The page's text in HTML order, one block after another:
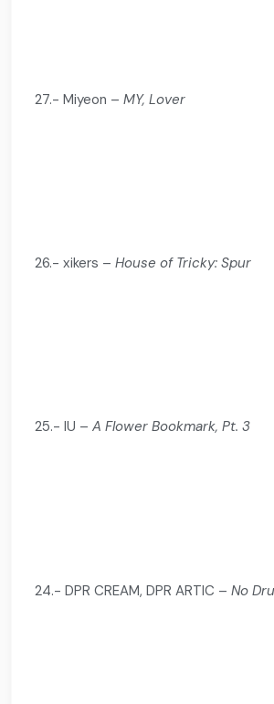
27.- Miyeon –MY, Lover
26.- xikers –House of Tricky: Spur
25.- IU –A Flower Bookmark, Pt. 3
24.- DPR CREAM, DPR ARTIC –No